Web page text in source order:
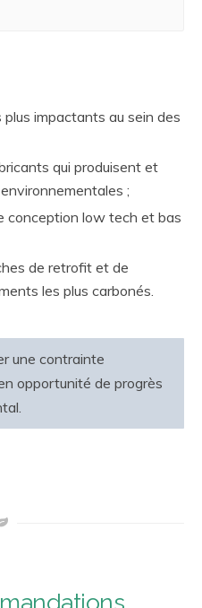
impactants au sein des
qui produisent et
;
conception low tech et bas
de retrofit et de
les plus carbonés.
une contrainte
opportunité de progrès